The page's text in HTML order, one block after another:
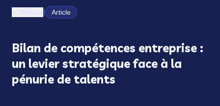
| Article
Bilan de compétences entreprise :
un levier stratégique face à la
pénurie de talents